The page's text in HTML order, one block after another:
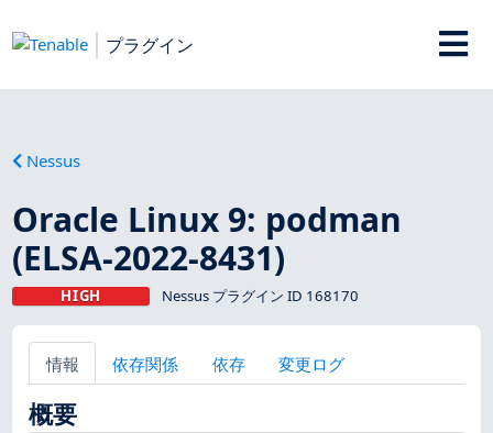
プラグイン
Nessus
Oracle Linux 9: podman
(ELSA-2022-8431)
HIGH Nessus プラグイン ID 168170
情報 依存関係 依存 変更ログ
概要